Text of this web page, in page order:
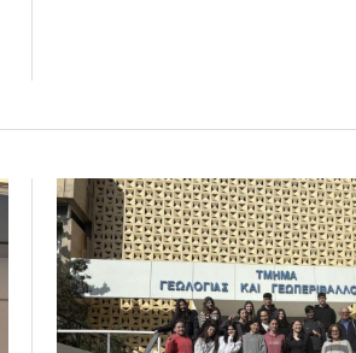
αλλά και […]